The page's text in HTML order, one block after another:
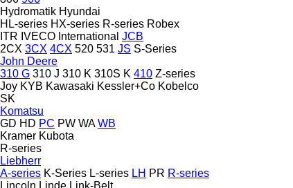
Hydromatik Hyundai
HL-series HX-series R-series Robex
ITR IVECO International JCB
2CX 3CX 4CX 520 531 JS S-Series
John Deere
310 G 310 J 310 K 310S K 410 Z-series
Joy KYB Kawasaki Kessler+Co Kobelco
SK
Komatsu
GD HD PC PW WA WB
Kramer Kubota
R-series
Liebherr
A-series K-Series L-series LH PR R-series
Lincoln Linde Link-Belt